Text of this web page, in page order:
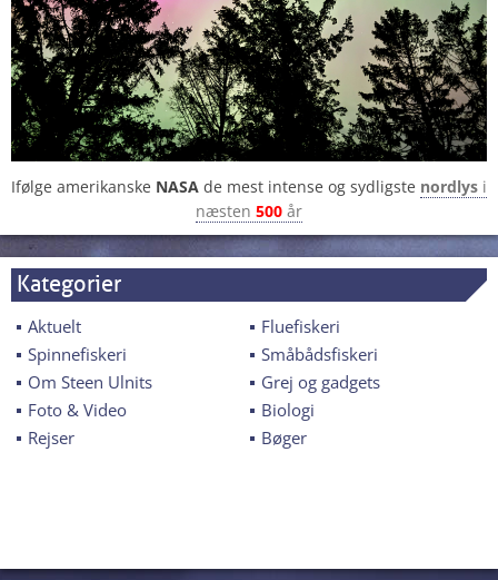
Ifølge amerikanske NASA de mest intense og sydligste nordlys i
næsten 500 år
Kategorier
Aktuelt
Fluefiskeri
Spinnefiskeri
Småbådsfiskeri
Om Steen Ulnits
Grej og gadgets
Foto & Video
Biologi
Rejser
Bøger